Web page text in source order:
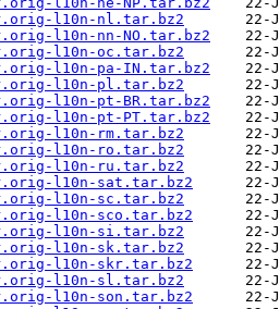
l10n-nl.tar.bz2
l10n-nn-NO.tar.bz2
l10n-oc.tar.bz2
l10n-pa-IN.tar.bz2
l10n-pl.tar.bz2
l10n-pt-BR.tar.bz2
l10n-pt-PT.tar.bz2
l10n-rm.tar.bz2
l10n-ro.tar.bz2
l10n-ru.tar.bz2
l10n-sat.tar.bz2
l10n-sc.tar.bz2
l10n-sco.tar.bz2
l10n-si.tar.bz2
l10n-sk.tar.bz2
l10n-skr.tar.bz2
l10n-sl.tar.bz2
l10n-son.tar.bz2